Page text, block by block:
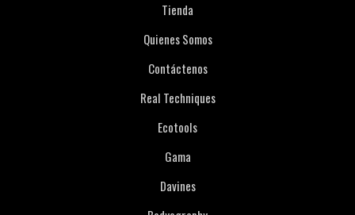
Tienda
Quienes Somos
Contáctenos
Real Techniques
Ecotools
Gama
Davines